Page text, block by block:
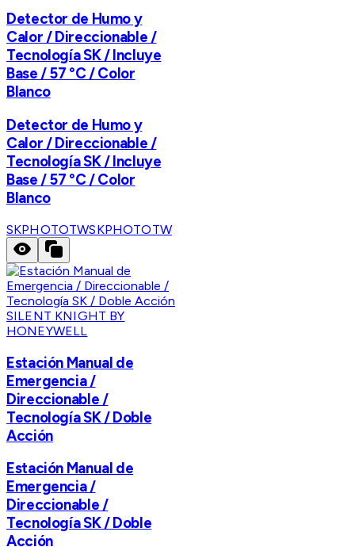
Detector de Humo y
Calor / Direccionable /
Tecnología SK / Incluye
Base / 57 °C / Color
Blanco
Detector de Humo y
Calor / Direccionable /
Tecnología SK / Incluye
Base / 57 °C / Color
Blanco
SKPHOTOTWSKPHOTOTW
SILENT KNIGHT BY
HONEYWELL
Estación Manual de
Emergencia /
Direccionable /
Tecnología SK / Doble
Acción
Estación Manual de
Emergencia /
Direccionable /
Tecnología SK / Doble
Acción